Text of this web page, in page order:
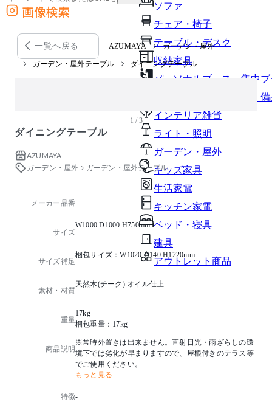
ソファ
チェア・椅子
テーブル・デスク
収納家具
パーソナルブース・集中
オフィスアクセサリー・
インテリア雑貨
ライト・照明
ガーデン・屋外
キッズ家具
生活家電
キッチン家電
ベッド・寝具
建具
アウトレット商品
外部サイトの商品をカートに追加
他のサイトで見つけた商品ページのURLを貼り付けて、カートに追加できます
画像検索
一覧へ戻る AZUMAYA ガーデン・屋外
ガーデン・屋外テーブル ダイニングテーブル
1 / 3
ダイニングテーブル
AZUMAYA
ガーデン・屋外
ガーデン・屋外テーブル
メーカー品番-
サイズ
W1000 D1000 H750mm
サイズ補足
梱包サイズ：W1020 D140 H1220mm
素材・材質
天然木(チーク) オイル仕上
重量
17kg
梱包重量：17kg
商品説明
※常時外置きは出来ません。直射日光・雨ざらしの環
境下では劣化が早まりますので、屋根付きのテラス等
でご使用ください。
もっと見る
特徴-